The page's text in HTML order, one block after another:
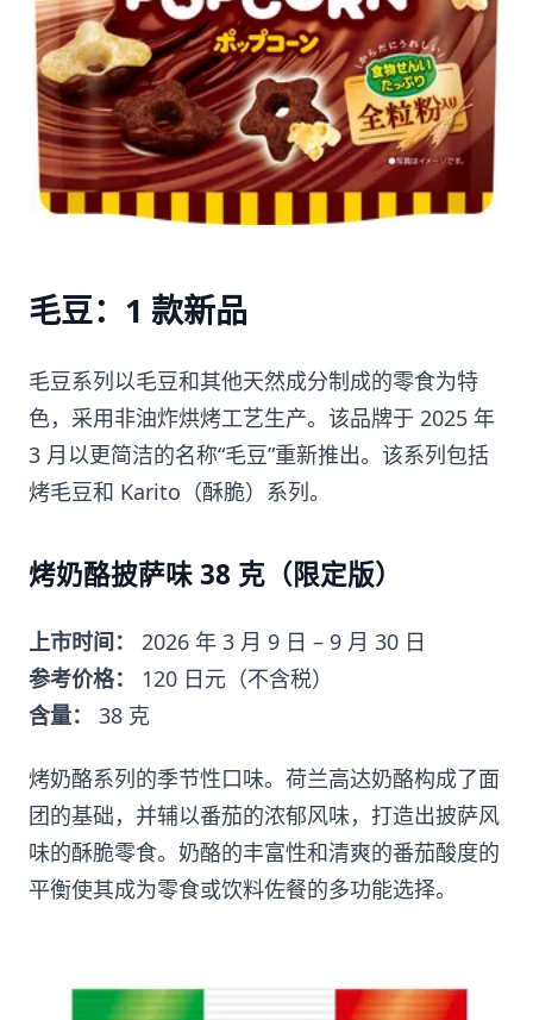
毛豆：1 款新品
毛豆系列以毛豆和其他天然成分制成的零食为特
色，采用非油炸烘烤工艺生产。该品牌于 2025 年
3 月以更简洁的名称“毛豆”重新推出。该系列包括
烤毛豆和 Karito（酥脆）系列。
烤奶酪披萨味 38 克（限定版）
上市时间：
2026 年 3 月 9 日 – 9 月 30 日
参考价格：
120 日元（不含税）
含量：
38 克
烤奶酪系列的季节性口味。荷兰高达奶酪构成了面
团的基础，并辅以番茄的浓郁风味，打造出披萨风
味的酥脆零食。奶酪的丰富性和清爽的番茄酸度的
平衡使其成为零食或饮料佐餐的多功能选择。